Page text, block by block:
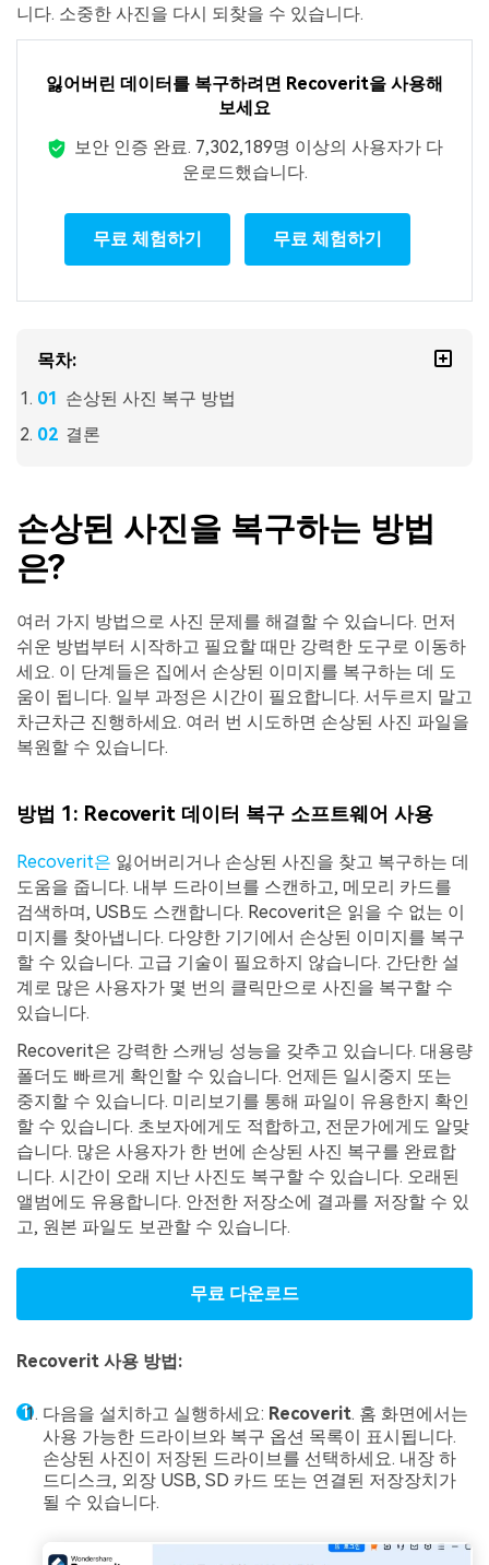
니다. 소중한 사진을 다시 되찾을 수 있습니다.
잃어버린 데이터를 복구하려면 Recoverit을 사용해
보세요
보안 인증 완료. 7,302,189명 이상의 사용자가 다
운로드했습니다.
무료 체험하기 무료 체험하기
목차:
손상된 사진 복구 방법
결론
손상된 사진을 복구하는 방법
은?
여러 가지 방법으로 사진 문제를 해결할 수 있습니다. 먼저
쉬운 방법부터 시작하고 필요할 때만 강력한 도구로 이동하
세요. 이 단계들은 집에서 손상된 이미지를 복구하는 데 도
움이 됩니다. 일부 과정은 시간이 필요합니다. 서두르지 말고
차근차근 진행하세요. 여러 번 시도하면 손상된 사진 파일을
복원할 수 있습니다.
방법 1: Recoverit 데이터 복구 소프트웨어 사용
Recoverit은 잃어버리거나 손상된 사진을 찾고 복구하는 데
도움을 줍니다. 내부 드라이브를 스캔하고, 메모리 카드를
검색하며, USB도 스캔합니다. Recoverit은 읽을 수 없는 이
미지를 찾아냅니다. 다양한 기기에서 손상된 이미지를 복구
할 수 있습니다. 고급 기술이 필요하지 않습니다. 간단한 설
계로 많은 사용자가 몇 번의 클릭만으로 사진을 복구할 수
있습니다.
Recoverit은 강력한 스캐닝 성능을 갖추고 있습니다. 대용량
폴더도 빠르게 확인할 수 있습니다. 언제든 일시중지 또는
중지할 수 있습니다. 미리보기를 통해 파일이 유용한지 확인
할 수 있습니다. 초보자에게도 적합하고, 전문가에게도 알맞
습니다. 많은 사용자가 한 번에 손상된 사진 복구를 완료합
니다. 시간이 오래 지난 사진도 복구할 수 있습니다. 오래된
앨범에도 유용합니다. 안전한 저장소에 결과를 저장할 수 있
고, 원본 파일도 보관할 수 있습니다.
무료 다운로드
Recoverit 사용 방법:
다음을 설치하고 실행하세요: Recoverit. 홈 화면에서는
사용 가능한 드라이브와 복구 옵션 목록이 표시됩니다.
손상된 사진이 저장된 드라이브를 선택하세요. 내장 하
드디스크, 외장 USB, SD 카드 또는 연결된 저장장치가
될 수 있습니다.